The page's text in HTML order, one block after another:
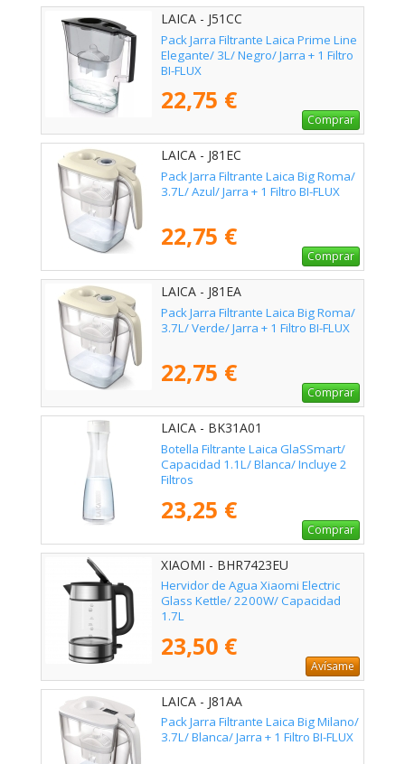
LAICA - J51CC
Pack Jarra Filtrante Laica Prime Line
Elegante/ 3L/ Negro/ Jarra + 1 Filtro
BI-FLUX
22,75 €
Comprar
LAICA - J81EC
Pack Jarra Filtrante Laica Big Roma/
3.7L/ Azul/ Jarra + 1 Filtro BI-FLUX
22,75 €
Comprar
LAICA - J81EA
Pack Jarra Filtrante Laica Big Roma/
3.7L/ Verde/ Jarra + 1 Filtro BI-FLUX
22,75 €
Comprar
LAICA - BK31A01
Botella Filtrante Laica GlaSSmart/
Capacidad 1.1L/ Blanca/ Incluye 2
Filtros
23,25 €
Comprar
XIAOMI - BHR7423EU
Hervidor de Agua Xiaomi Electric
Glass Kettle/ 2200W/ Capacidad
1.7L
23,50 €
Avísame
LAICA - J81AA
Pack Jarra Filtrante Laica Big Milano/
3.7L/ Blanca/ Jarra + 1 Filtro BI-FLUX